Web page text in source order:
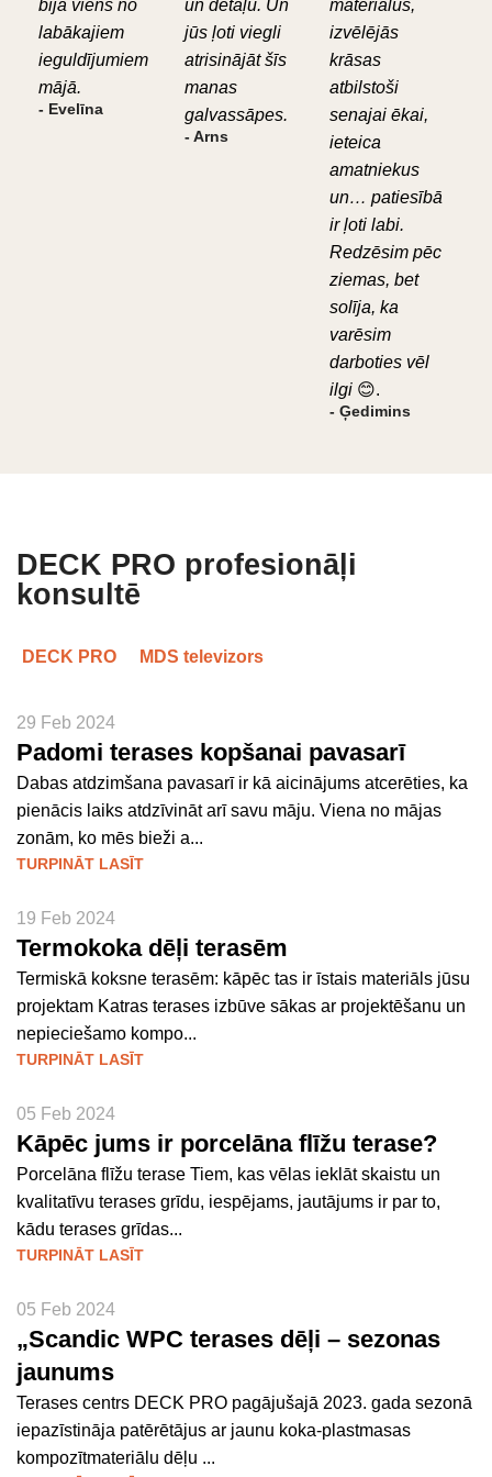
bija viens no
labākajiem
ieguldījumiem
mājā.
- Evelīna
un detaļu. Un
jūs ļoti viegli
atrisinājāt šīs
manas
galvassāpes.
- Arns
materiālus,
izvēlējās
krāsas
atbilstoši
senajai ēkai,
ieteica
amatniekus
un… patiesībā
ir ļoti labi.
Redzēsim pēc
ziemas, bet
solīja, ka
varēsim
darboties vēl
ilgi 😊.
- Ģedimins
DECK PRO profesionāļi
konsultē
DECK PRO MDS televizors
29 Feb 2024
Padomi terases kopšanai pavasarī
Dabas atdzimšana pavasarī ir kā aicinājums atcerēties, ka
pienācis laiks atdzīvināt arī savu māju. Viena no mājas
zonām, ko mēs bieži a...
TURPINĀT LASĪT
19 Feb 2024
Termokoka dēļi terasēm
Termiskā koksne terasēm: kāpēc tas ir īstais materiāls jūsu
projektam Katras terases izbūve sākas ar projektēšanu un
nepieciešamo kompo...
TURPINĀT LASĪT
05 Feb 2024
Kāpēc jums ir porcelāna flīžu terase?
Porcelāna flīžu terase Tiem, kas vēlas ieklāt skaistu un
kvalitatīvu terases grīdu, iespējams, jautājums ir par to,
kādu terases grīdas...
TURPINĀT LASĪT
05 Feb 2024
„Scandic WPC terases dēļi – sezonas
jaunums
Terases centrs DECK PRO pagājušajā 2023. gada sezonā
iepazīstināja patērētājus ar jaunu koka-plastmasas
kompozītmateriālu dēļu ...